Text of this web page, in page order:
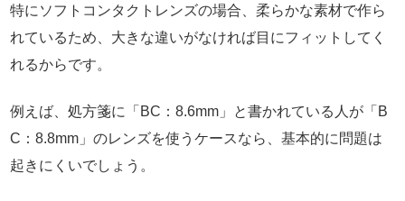
特にソフトコンタクトレンズの場合、柔らかな素材で作ら
れているため、大きな違いがなければ目にフィットしてく
れるからです。
例えば、処方箋に「BC：8.6mm」と書かれている人が「B
C：8.8mm」のレンズを使うケースなら、基本的に問題は
起きにくいでしょう。